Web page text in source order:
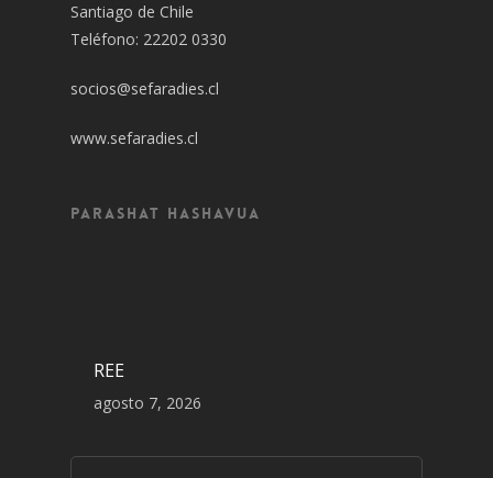
Santiago de Chile
Teléfono: 22202 0330
socios@sefaradies.cl
www.sefaradies.cl
Parashat Hashavua
REE
agosto 7, 2026